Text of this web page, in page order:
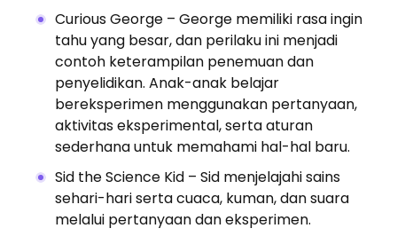
Curious George – George memiliki rasa ingin
tahu yang besar, dan perilaku ini menjadi
contoh keterampilan penemuan dan
penyelidikan. Anak-anak belajar
bereksperimen menggunakan pertanyaan,
aktivitas eksperimental, serta aturan
sederhana untuk memahami hal-hal baru.
Sid the Science Kid – Sid menjelajahi sains
sehari-hari serta cuaca, kuman, dan suara
melalui pertanyaan dan eksperimen.